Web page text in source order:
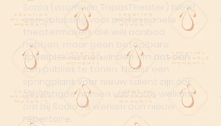
Scala (voorheen TapasTheater) biedt
een oplossing voor professionele
theatermakers die wél aanbod
hebben, maar geen betaalbare
speelplek kunnen vinden om dat aan
een publiek te tonen. Naast een
springplank voor nieuw talent zijn óók
gevestigde namen van harte welkom
om bij Scala te werken aan nieuw
repertoire.